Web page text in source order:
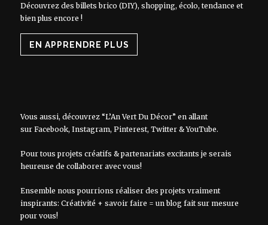
Découvrez des billets brico (DIY), shopping, écolo, tendance et
bien plus encore !
EN APPRENDRE PLUS
Vous aussi, découvrez “L’An Vert Du Décor” en allant
sur Facebook, Instagram, Pinterest, Twitter&YouTube.
Pour tous projets créatifs & partenariats excitants je serais
heureuse de collaborer avec vous!
Ensemble nous pourrions réaliser des projets vraiment
inspirants: Créativité + savoir faire = un blog fait sur mesure
pour vous!